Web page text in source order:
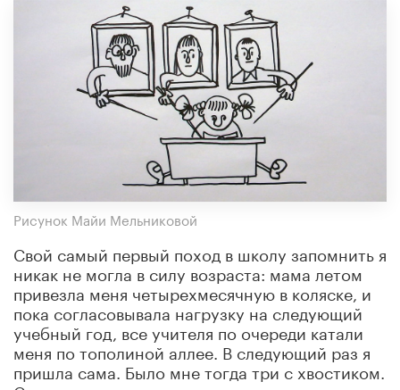
Рисунок Майи Мельниковой
Свой самый первый поход в школу запомнить я
никак не могла в силу возраста: мама летом
привезла меня четырехмесячную в коляске, и
пока согласовывала нагрузку на следующий
учебный год, все учителя по очереди катали
меня по тополиной аллее. В следующий раз я
пришла сама. Было мне тогда три с хвостиком.